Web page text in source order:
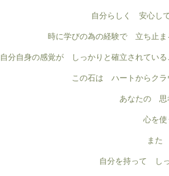
自分らしく 安心し
時に学びの為の経験で 立ち止
自分自身の感覚が しっかりと確立されてい
この石は ハートからク
あなたの 思
心を
また
自分を持って し